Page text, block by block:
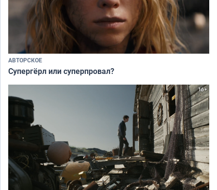
АВТОРСКОЕ
Супергёрл или суперпровал?